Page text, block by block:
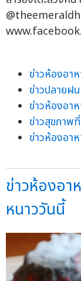
ข่าวห้องอา
ข่าวปลายฝ
ข่าวห้องอา
ข่าวสุขภาพ
ข่าวห้องอา
ข่าวห้องอ
หนาววันนี้